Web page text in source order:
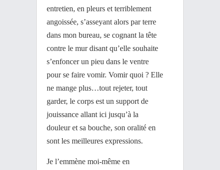
entretien, en pleurs et terriblement
angoissée, s’asseyant alors par terre
dans mon bureau, se cognant la tête
contre le mur disant qu’elle souhaite
s’enfoncer un pieu dans le ventre
pour se faire vomir. Vomir quoi ? Elle
ne mange plus…tout rejeter, tout
garder, le corps est un support de
jouissance allant ici jusqu’à la
douleur et sa bouche, son oralité en
sont les meilleures expressions.
Je l’emmène moi-même en